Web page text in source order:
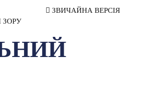
ЗВИЧАЙНА ВЕРСІЯ